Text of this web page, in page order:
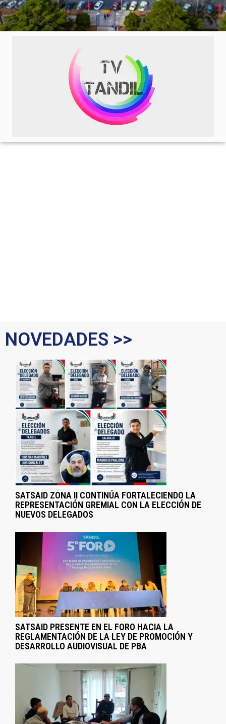
NOVEDADES >>
SATSAID ZONA II CONTINÚA FORTALECIENDO LA
REPRESENTACIÓN GREMIAL CON LA ELECCIÓN DE
NUEVOS DELEGADOS
SATSAID PRESENTE EN EL FORO HACIA LA
REGLAMENTACIÓN DE LA LEY DE PROMOCIÓN Y
DESARROLLO AUDIOVISUAL DE PBA